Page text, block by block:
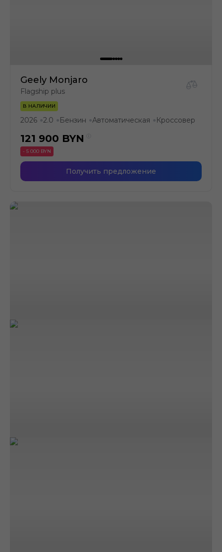
Geely Monjaro
Flagship plus
В НАЛИЧИИ
2026 ●2.0 ● Бензин ●Автоматическая ● Кроссовер
121 900 BYN
- 5 000 BYN
Получить предложение